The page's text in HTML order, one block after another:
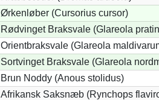
Ørkenløber (Cursorius cursor)
Rødvinget Braksvale (Glareola
Orientbraksvale (Glareola
Sortvinget Braksvale (Glareola
Brun Noddy (Anous stolidus)
Afrikansk Saksnæb (Rynchops